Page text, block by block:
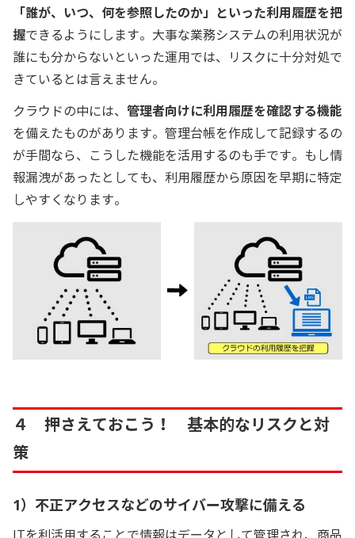
「誰が、いつ、何を参照したのか」といった利用履歴を把
握できるようにします。大事な業務システムの利用状況が
誰にも分からないといった運用では、リスクに十分対処で
きているとは言えません。
クラウドの中には、 管理者向けに利用履歴を確認する機能
を備えたものがあります。管理台帳を作成して記録するの
が手間なら、こうした機能を活用するのも手です。もし情
報漏洩があったとしても、利用履歴から原因を早期に特定
しやすくなります。
４ 押さえておこう！ 基本的なリスクと対
策
1）不正アクセスなどのサイバー攻撃に備える